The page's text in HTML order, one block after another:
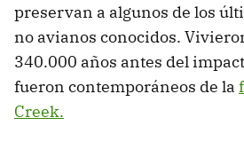
preservan a algunos de los
no avianos conocidos.
340.000 años antes del
fueron contemporáneos de la
Creek.